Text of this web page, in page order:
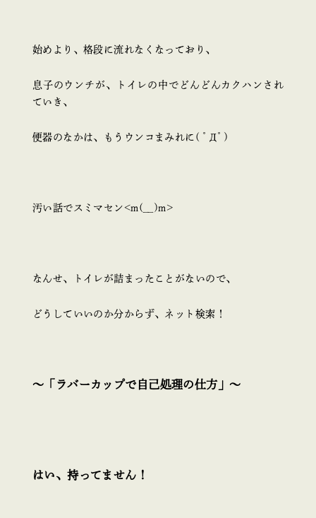
始めより、格段に流れなくなっており、
息子のウンチが、トイレの中でどんどんカクハンされ
ていき、
便器のなかは、もうウンコまみれに( ﾟДﾟ)
汚い話でスミマセン<m(__)m>
なんせ、トイレが詰まったことがないので、
どうしていいのか分からず、ネット検索！
～「ラバーカップで自己処理の仕方」～
はい、持ってません！